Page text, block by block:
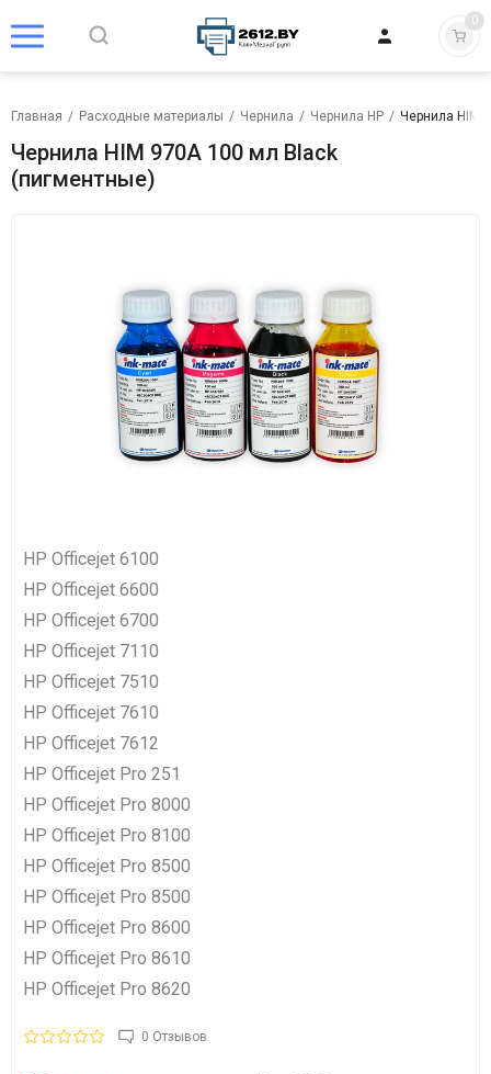
0
Главная / Расходные материалы / Чернила / Чернила HP / Чернила HIM
Чернила HIM 970A 100 мл Black
(пигментные)
HP Officejet 6100
HP Officejet 6600
HP Officejet 6700
HP Officejet 7110
HP Officejet 7510
HP Officejet 7610
HP Officejet 7612
HP Officejet Pro 251
HP Officejet Pro 8000
HP Officejet Pro 8100
HP Officejet Pro 8500
HP Officejet Pro 8500
HP Officejet Pro 8600
HP Officejet Pro 8610
HP Officejet Pro 8620
0 Отзывов